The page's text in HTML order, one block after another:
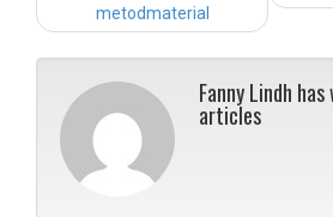
metodmaterial
Fanny Lindh
articles